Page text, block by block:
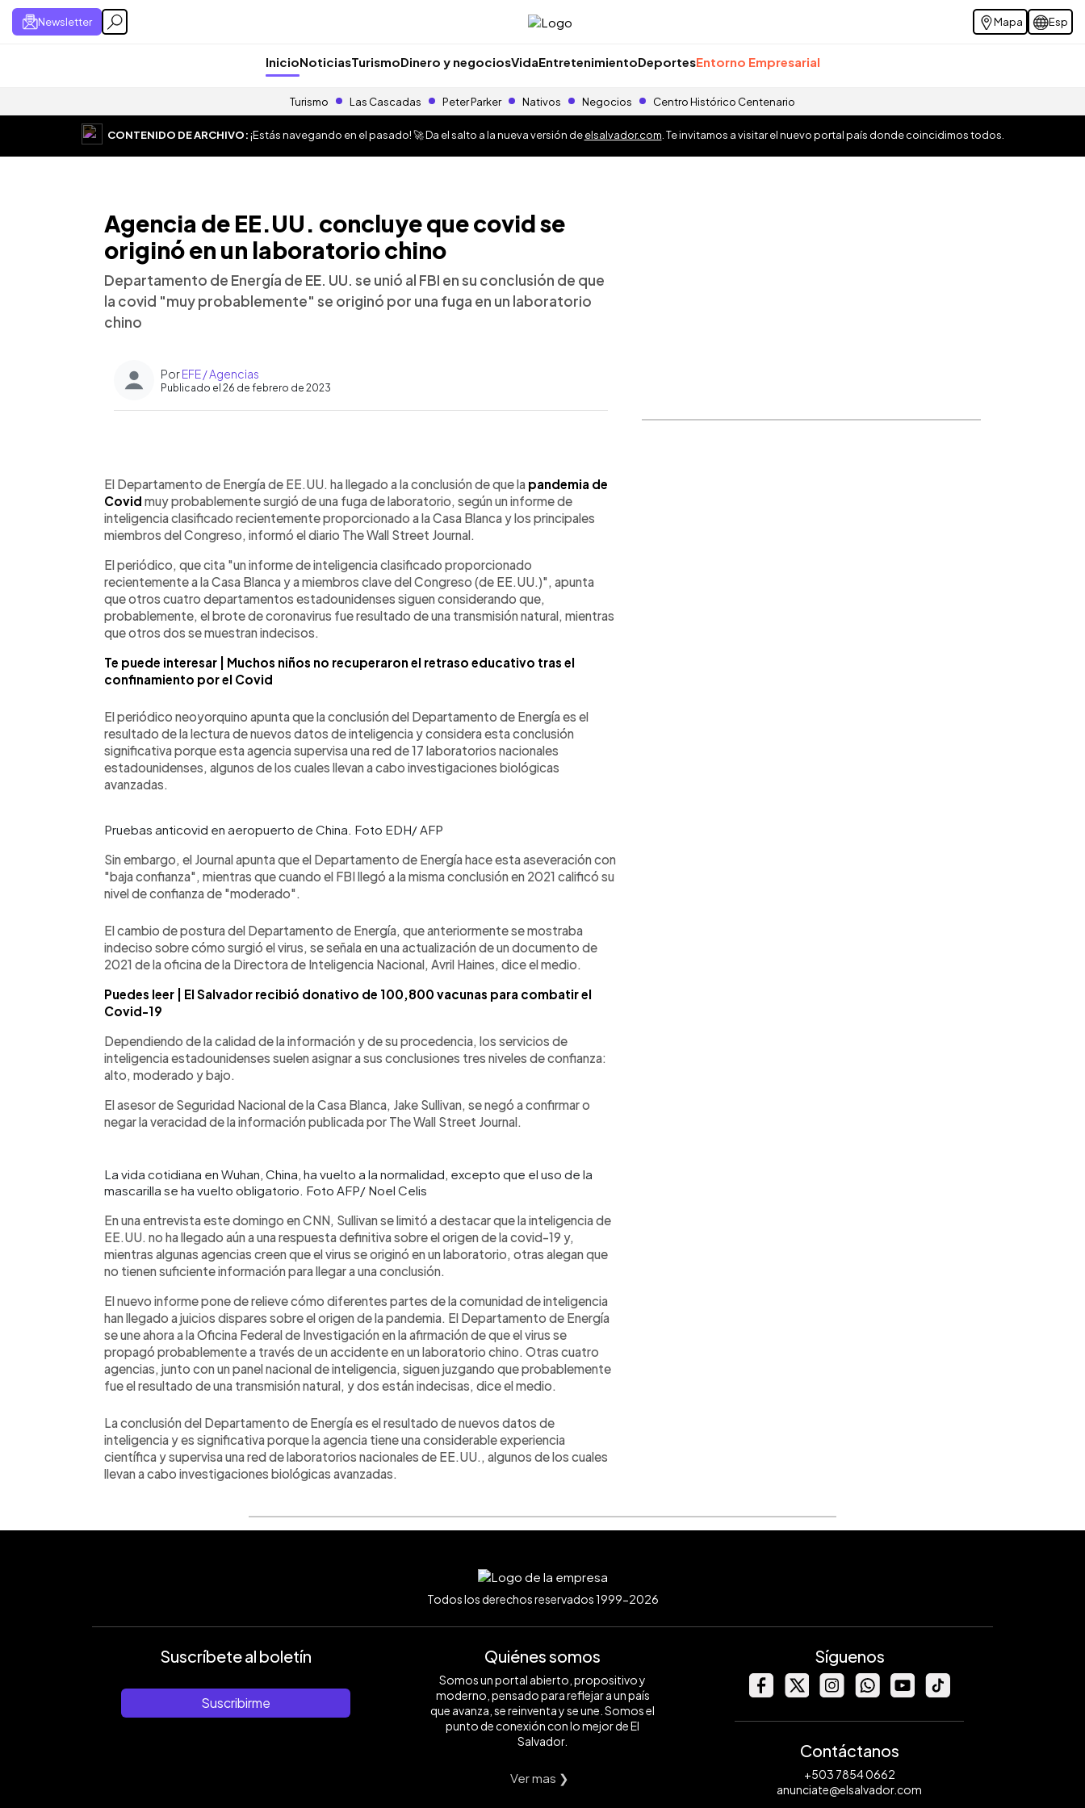
Newsletter Mapa Esp
InicioNoticiasTurismoDinero y negociosVidaEntretenimientoDeportesEntorno Empresarial
Turismo Las Cascadas Peter Parker Nativos Negocios Centro Histórico Centenario
CONTENIDO DE ARCHIVO:¡Estás navegando en el pasado! 🚀 Da el salto a la nueva versión deelsalvador.com . Te invitamos a visitar el nuevo portal país donde coincidimos todos.
Agencia de EE.UU. concluye que covid se
originó en un laboratorio chino
Departamento de Energía de EE. UU. se unió al FBI en su conclusión de que
la covid "muy probablemente" se originó por una fuga en un laboratorio
chino
PorEFE / Agencias
Publicado el 26 de febrero de 2023
► Escuchar artículo
El Departamento de Energía de EE.UU. ha llegado a la conclusión de que la pandemia de
Covid muy probablemente surgió de una fuga de laboratorio, según un informe de
inteligencia clasificado recientemente proporcionado a la Casa Blanca y los principales
miembros del Congreso, informó el diario The Wall Street Journal.
El periódico, que cita "un informe de inteligencia clasificado proporcionado
recientemente a la Casa Blanca y a miembros clave del Congreso (de EE.UU.)", apunta
que otros cuatro departamentos estadounidenses siguen considerando que,
probablemente, el brote de coronavirus fue resultado de una transmisión natural, mientras
que otros dos se muestran indecisos.
Te puede interesar | Muchos niños no recuperaron el retraso educativo tras el
confinamiento por el Covid
El periódico neoyorquino apunta que la conclusión del Departamento de Energía es el
resultado de la lectura de nuevos datos de inteligencia y considera esta conclusión
significativa porque esta agencia supervisa una red de 17 laboratorios nacionales
estadounidenses, algunos de los cuales llevan a cabo investigaciones biológicas
avanzadas.
Pruebas anticovid en aeropuerto de China. Foto EDH/ AFP
Sin embargo, el Journal apunta que el Departamento de Energía hace esta aseveración con
"baja confianza", mientras que cuando el FBI llegó a la misma conclusión en 2021 calificó su
nivel de confianza de "moderado".
El cambio de postura del Departamento de Energía, que anteriormente se mostraba
indeciso sobre cómo surgió el virus, se señala en una actualización de un documento de
2021 de la oficina de la Directora de Inteligencia Nacional, Avril Haines, dice el medio.
Puedes leer | El Salvador recibió donativo de 100,800 vacunas para combatir el
Covid-19
Dependiendo de la calidad de la información y de su procedencia, los servicios de
inteligencia estadounidenses suelen asignar a sus conclusiones tres niveles de confianza:
alto, moderado y bajo.
El asesor de Seguridad Nacional de la Casa Blanca, Jake Sullivan, se negó a confirmar o
negar la veracidad de la información publicada por The Wall Street Journal.
La vida cotidiana en Wuhan, China, ha vuelto a la normalidad, excepto que el uso de la
mascarilla se ha vuelto obligatorio. Foto AFP/ Noel Celis
En una entrevista este domingo en CNN, Sullivan se limitó a destacar que la inteligencia de
EE.UU. no ha llegado aún a una respuesta definitiva sobre el origen de la covid-19 y,
mientras algunas agencias creen que el virus se originó en un laboratorio, otras alegan que
no tienen suficiente información para llegar a una conclusión.
El nuevo informe pone de relieve cómo diferentes partes de la comunidad de inteligencia
han llegado a juicios dispares sobre el origen de la pandemia. El Departamento de Energía
se une ahora a la Oficina Federal de Investigación en la afirmación de que el virus se
propagó probablemente a través de un accidente en un laboratorio chino. Otras cuatro
agencias, junto con un panel nacional de inteligencia, siguen juzgando que probablemente
fue el resultado de una transmisión natural, y dos están indecisas, dice el medio.
La conclusión del Departamento de Energía es el resultado de nuevos datos de
inteligencia y es significativa porque la agencia tiene una considerable experiencia
científica y supervisa una red de laboratorios nacionales de EE.UU., algunos de los cuales
llevan a cabo investigaciones biológicas avanzadas.
Todos los derechos reservados 1999-2026
Suscríbete al boletín
Suscribirme
Quiénes somos
Somos un portal abierto, propositivo y
moderno, pensado para reflejar a un país
que avanza, se reinventa y se une. Somos el
punto de conexión con lo mejor de El
Salvador.
Ver mas ❯
Síguenos
Contáctanos
+503 7854 0662
anunciate@elsalvador.com